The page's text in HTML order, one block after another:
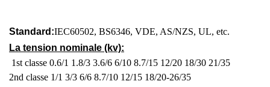
Standard:IEC60502, BS6346, VDE, AS/NZS, UL, etc.
La tension nominale (kv):
1st classe 0.6/1 1.8/3 3.6/6 6/10 8.7/15 12/20 18/30 21/35
2nd classe 1/1 3/3 6/6 8.7/10 12/15 18/20-26/35